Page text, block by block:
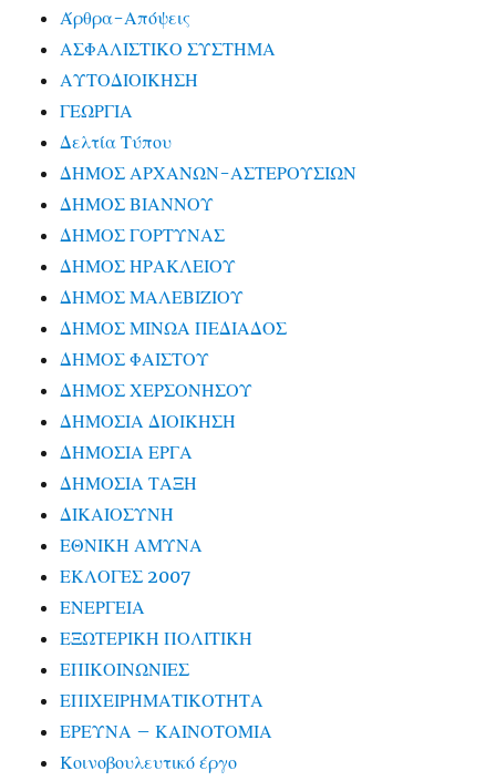
Άρθρα-Απόψεις
ΑΣΦΑΛΙΣΤΙΚΟ ΣΥΣΤΗΜΑ
ΑΥΤΟΔΙΟΙΚΗΣΗ
ΓΕΩΡΓΙΑ
Δελτία Τύπου
ΔΗΜΟΣ ΑΡΧΑΝΩΝ-ΑΣΤΕΡΟΥΣΙΩΝ
ΔΗΜΟΣ ΒΙΑΝΝΟΥ
ΔΗΜΟΣ ΓΟΡΤΥΝΑΣ
ΔΗΜΟΣ ΗΡΑΚΛΕΙΟΥ
ΔΗΜΟΣ ΜΑΛΕΒΙΖΙΟΥ
ΔΗΜΟΣ ΜΙΝΩΑ ΠΕΔΙΑΔΟΣ
ΔΗΜΟΣ ΦΑΙΣΤΟΥ
ΔΗΜΟΣ ΧΕΡΣΟΝΗΣΟΥ
ΔΗΜΟΣΙΑ ΔΙΟΙΚΗΣΗ
ΔΗΜΟΣΙΑ ΕΡΓΑ
ΔΗΜΟΣΙΑ ΤΑΞΗ
ΔΙΚΑΙΟΣΥΝΗ
ΕΘΝΙΚΗ ΑΜΥΝΑ
ΕΚΛΟΓΕΣ 2007
ΕΝΕΡΓΕΙΑ
ΕΞΩΤΕΡΙΚΗ ΠΟΛΙΤΙΚΗ
ΕΠΙΚΟΙΝΩΝΙΕΣ
ΕΠΙΧΕΙΡΗΜΑΤΙΚΟΤΗΤΑ
ΕΡΕΥΝΑ – ΚΑΙΝΟΤΟΜΙΑ
Κοινοβουλευτικό έργο